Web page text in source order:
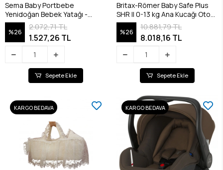
Sema Baby Portbebe
Yenidoğan Bebek Yatağı -
Ekru/Pembe
%26
2.072,71 TL
1.527,26 TL
Sepete Ekle
Britax-Römer Baby Safe Plus
SHR II 0-13 kg Ana Kucağı Oto
Koltuğu / Wood Brown
%26
10.881,79 TL
8.018,16 TL
Sepete Ekle
KARGO BEDAVA KARGO BEDAVA